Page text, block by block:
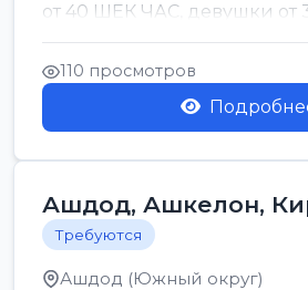
от 40 ШЕК ЧАС, девушки от
БОНУСЫ 1500 ШЕК ...
110 просмотров
Ашдод, Ашкелон,
Требуются
Ашдод (Южный округ)